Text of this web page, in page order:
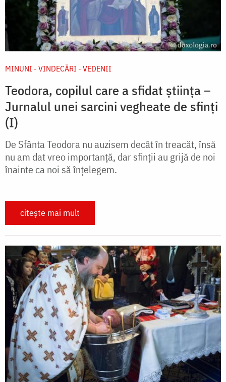
MINUNI - VINDECĂRI - VEDENII
Teodora, copilul care a sfidat știința –
Jurnalul unei sarcini vegheate de sfinți
(I)
De Sfânta Teodora nu auzisem decât în treacăt, însă
nu am dat vreo importanță, dar sfinții au grijă de noi
înainte ca noi să înțelegem.
citește mai mult